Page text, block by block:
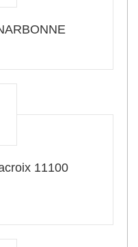
11100